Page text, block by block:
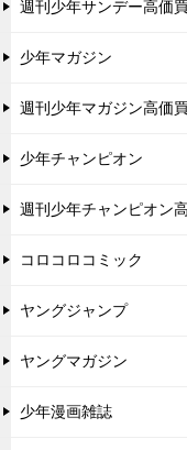
週刊少年サンデー高価
少年マガジン
週刊少年マガジン高価
少年チャンピオン
週刊少年チャンピオン
コロコロコミック
ヤングジャンプ
ヤングマガジン
少年漫画雑誌